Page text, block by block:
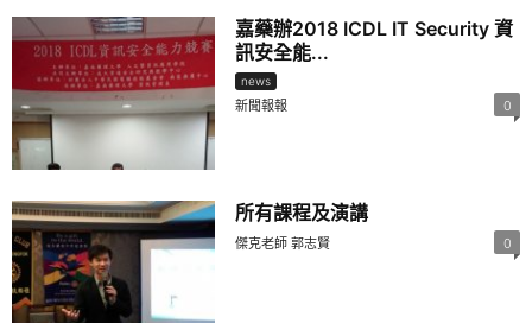
嘉藥辦2018 ICDL IT Security 資
訊安全能...
news
新聞報報 0
所有課程及演講
傑克老師 郭志賢 0